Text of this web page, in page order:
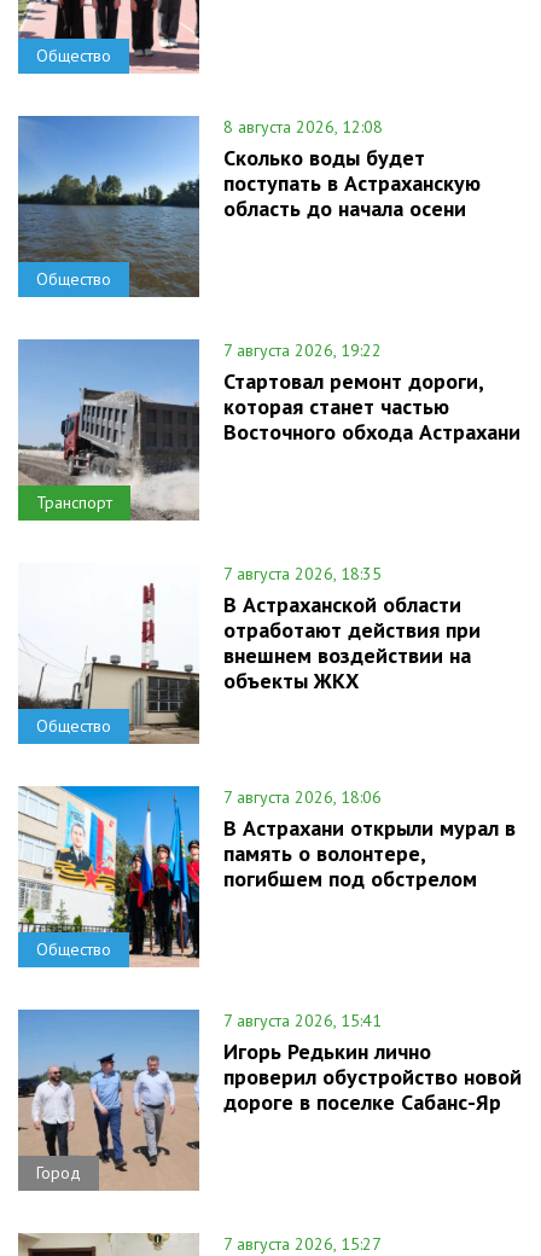
Общество
Общество
8 августа 2026, 12:08
Сколько воды будет
поступать в Астраханскую
область до начала осени
Транспорт
7 августа 2026, 19:22
Стартовал ремонт дороги,
которая станет частью
Восточного обхода Астрахани
Общество
7 августа 2026, 18:35
В Астраханской области
отработают действия при
внешнем воздействии на
объекты ЖКХ
Общество
7 августа 2026, 18:06
В Астрахани открыли мурал в
память о волонтере,
погибшем под обстрелом
Город
7 августа 2026, 15:41
Игорь Редькин лично
проверил обустройство новой
дороге в поселке Сабанс-Яр
7 августа 2026, 15:27